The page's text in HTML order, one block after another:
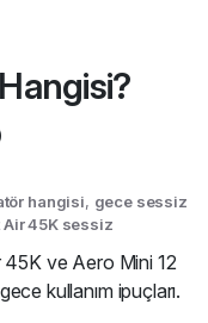
hangisi, gece sessiz
Air 45K sessiz
45K ve Aero Mini 12
kullanım ipuçları.